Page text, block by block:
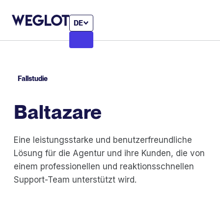
DE
Fallstudie
Baltazare
Eine leistungsstarke und benutzerfreundliche
Lösung für die Agentur und ihre Kunden, die von
einem professionellen und reaktionsschnellen
Support-Team unterstützt wird.